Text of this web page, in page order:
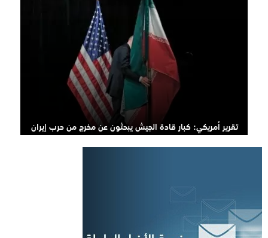
تقرير أمريكي: كبار قادة الجيش يبحثون عن مخرج من حرب إيران